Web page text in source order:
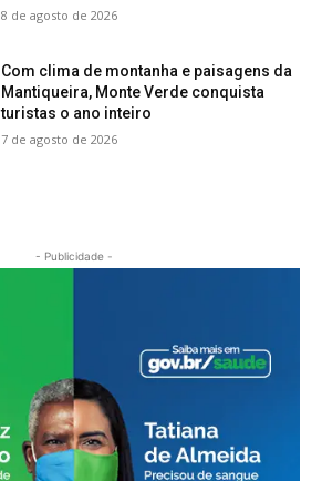
8 de agosto de 2026
Com clima de montanha e paisagens da
Mantiqueira, Monte Verde conquista
turistas o ano inteiro
7 de agosto de 2026
- Publicidade -